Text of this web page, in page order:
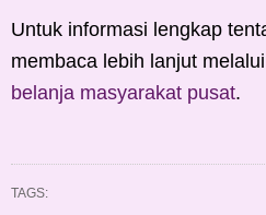
Untuk informasi lengkap
membaca lebih lanjut
belanja masyarakat pusat.
TAGS: